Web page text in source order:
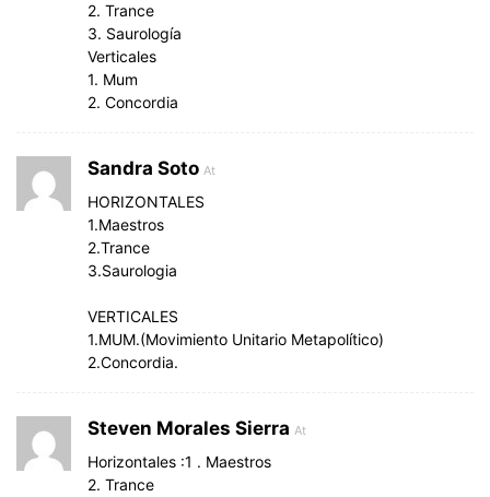
2. Trance
3. Saurología
Verticales
1. Mum
2. Concordia
Sandra Soto At
HORIZONTALES
1.Maestros
2.Trance
3.Saurologia
VERTICALES
1.MUM.(Movimiento Unitario Metapolítico)
2.Concordia.
Steven Morales Sierra At
Horizontales :1 . Maestros
2. Trance